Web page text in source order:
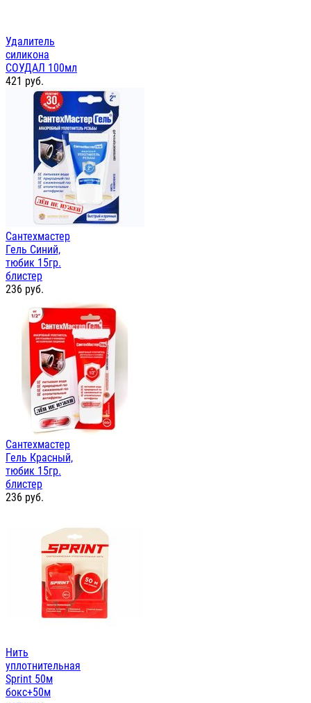
Удалитель
силикона
СОУДАЛ 100мл
421 руб.
Сантехмастер
Гель Синий,
тюбик 15гр.
блистер
236 руб.
Сантехмастер
Гель Красный,
тюбик 15гр.
блистер
236 руб.
Нить
уплотнительная
Sprint 50м
бокс+50м